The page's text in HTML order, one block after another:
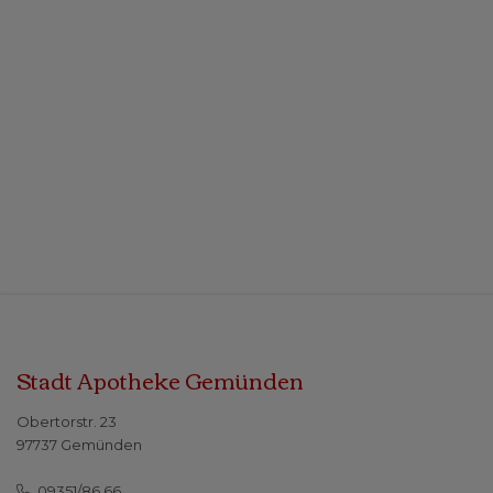
Stadt Apotheke Gemünden
Obertorstr. 23
97737 Gemünden